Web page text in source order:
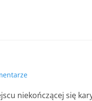
niekończącej się